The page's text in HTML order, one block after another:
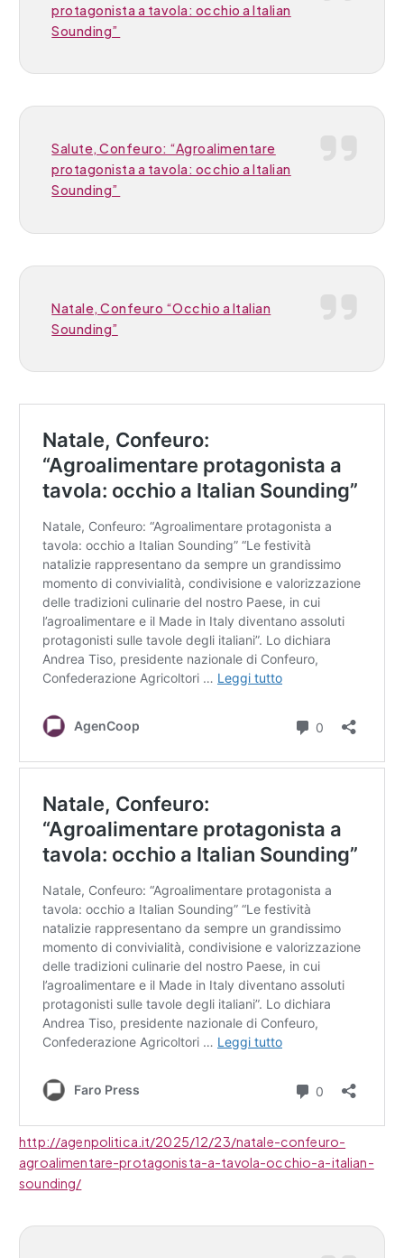
protagonista a tavola: occhio a Italian
Sounding”
Salute, Confeuro: “Agroalimentare
protagonista a tavola: occhio a Italian
Sounding”
Natale, Confeuro “Occhio a Italian
Sounding”
http://agenpolitica.it/2025/12/23/natale-confeuro-
agroalimentare-protagonista-a-tavola-occhio-a-italian-
sounding/